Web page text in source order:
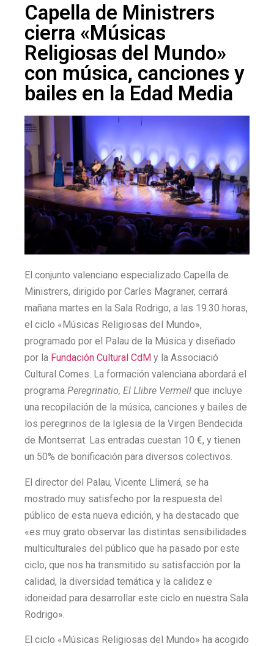
Capella de Ministrers
cierra «Músicas
Religiosas del Mundo»
con música, canciones y
bailes en la Edad Media
El conjunto valenciano especializado Capella de
Ministrers, dirigido por Carles Magraner, cerrará
mañana martes en la Sala Rodrigo, a las 19.30 horas,
el ciclo «Músicas Religiosas del Mundo»,
programado por el Palau de la Música y diseñado
por la Fundación Cultural CdM y la Associació
Cultural Comes. La formación valenciana abordará el
programa Peregrinatio, El Llibre Vermell que incluye
una recopilación de la música, canciones y bailes de
los peregrinos de la Iglesia de la Virgen Bendecida
de Montserrat. Las entradas cuestan 10 €, y tienen
un 50% de bonificación para diversos colectivos.
El director del Palau, Vicente Llimerá, se ha
mostrado muy satisfecho por la respuesta del
público de esta nueva edición, y ha destacado que
«es muy grato observar las distintas sensibilidades
multiculturales del público que ha pasado por este
ciclo, que nos ha transmitido su satisfacción por la
calidad, la diversidad temática y la calidez e
idoneidad para desarrollar este ciclo en nuestra Sala
Rodrigo».
El ciclo «Músicas Religiosas del Mundo» ha acogido